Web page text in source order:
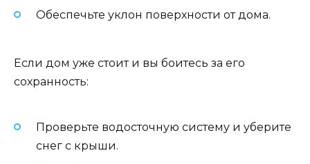
Обеспечьте уклон поверхности от дома.
Если дом уже стоит и вы боитесь за его
сохранность:
Проверьте водосточную систему и уберите
снег с крыши.